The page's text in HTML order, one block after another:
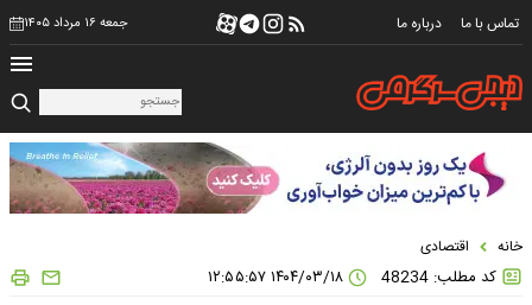
تماس با ما درباره ما جمعه ۱۶ مرداد ۱۴۰۵
خانه اقتصادی
کد مطلب: 48234